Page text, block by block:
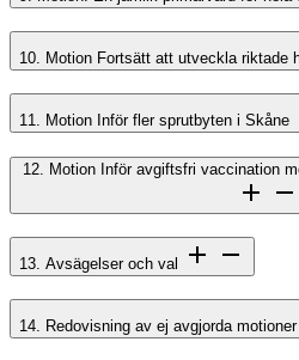
10. Motion Fortsätt att utveckla riktade
11. Motion Inför fler sprutbyten i Skåne
12. Motion Inför avgiftsfri vaccination
13. Avsägelser och val
14. Redovisning av ej avgjorda